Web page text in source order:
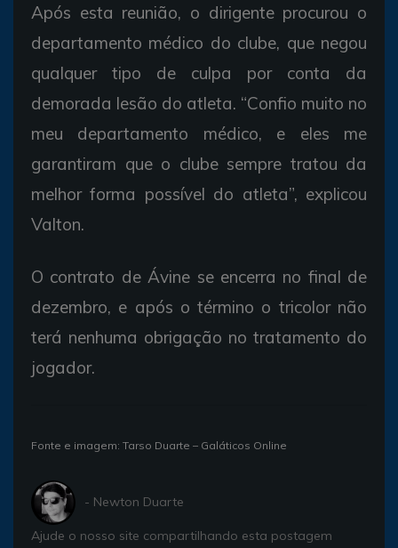
Após esta reunião, o dirigente procurou o
departamento médico do clube, que negou
qualquer tipo de culpa por conta da
demorada lesão do atleta. “Confio muito no
meu departamento médico, e eles me
garantiram que o clube sempre tratou da
melhor forma possível do atleta”, explicou
Valton.
O contrato de Ávine se encerra no final de
dezembro, e após o término o tricolor não
terá nenhuma obrigação no tratamento do
jogador.
Fonte e imagem: Tarso Duarte – Galáticos Online
- Newton Duarte
Ajude o nosso site compartilhando esta postagem